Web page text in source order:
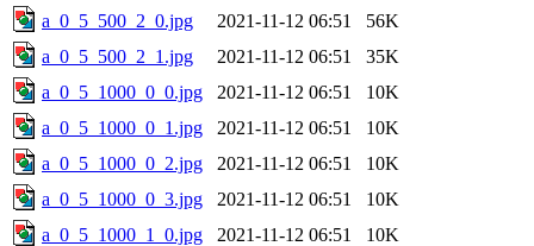
a_0_5_500_2_0.jpg
2021-11-12 06:51
56K
a_0_5_500_2_1.jpg
2021-11-12 06:51
35K
a_0_5_1000_0_0.jpg
2021-11-12 06:51
10K
a_0_5_1000_0_1.jpg
2021-11-12 06:51
10K
a_0_5_1000_0_2.jpg
2021-11-12 06:51
10K
a_0_5_1000_0_3.jpg
2021-11-12 06:51
10K
a_0_5_1000_1_0.jpg
2021-11-12 06:51
10K